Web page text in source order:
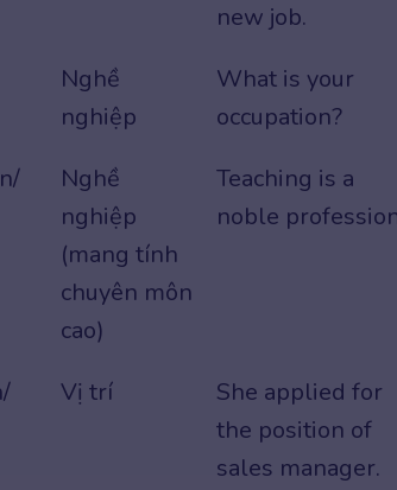
new job.
Nghề
nghiệp
What is your
occupation?
Nghề
nghiệp
(mang tính
chuyên môn
cao)
Teaching is a
noble
Vị trí
She applied for
the position of
sales manager.